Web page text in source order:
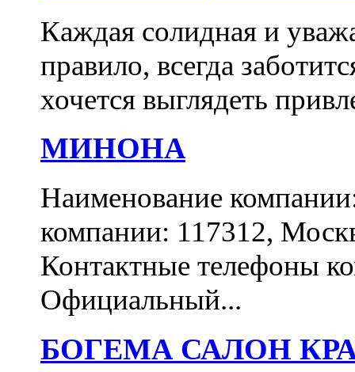
Каждая солидная и
правило, всегда
хочется выглядеть
МИНОНА
Наименование
компании: 117312,
Контактные телефоны
Официальный...
БОГЕМА САЛОН